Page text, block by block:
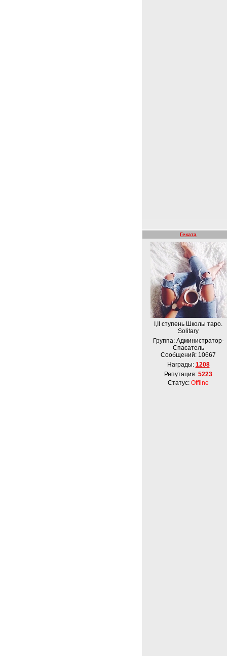
Геката
I,II ступень Школы таро.
Solitary
Группа: Администратор-
Спасатель
Сообщений: 10667
Награды: 1208
Репутация: 5223
Статус: Offline